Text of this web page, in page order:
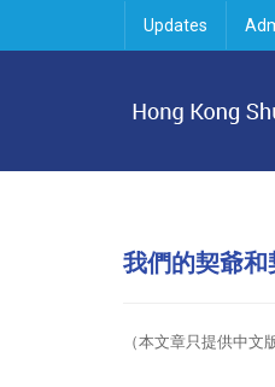
Updates
我們的契爺和
（本文章只提供中文